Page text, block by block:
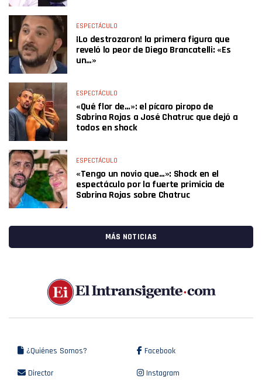
ESPECTÁCULO
¡Lo destrozaron! la primera figura que
reveló lo peor de Diego Brancatelli: «Es
un…»
ESPECTÁCULO
«Qué flor de…»: el pícaro piropo de
Sabrina Rojas a José Chatruc que dejó a
todos en shock
ESPECTÁCULO
«Tengo un novio que…»: Shock en el
espectáculo por la fuerte primicia de
Sabrina Rojas sobre Chatruc
MÁS NOTICIAS
¿Quiénes Somos?
Director
Facebook
Instagram